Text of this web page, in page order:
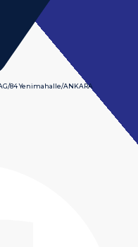
84 Yenimahalle/ANKARA